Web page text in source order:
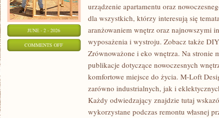
JUNE - 2 - 2026
COMMENTS OFFON
ARANŻACJA
PROJEKTOWANIE
urządzenie apartamentu oraz
dla wszystkich, którzy interesują się
aranżowaniem wnętrz oraz najnowszymi
wyposażenia i wystroju. Zobacz także
Zrównoważone i eko wnętrza. Na stronie
publikacje dotyczące nowoczesnych
komfortowe miejsce do życia. M-Loft
zarówno industrialnych, jak i
Każdy odwiedzający znajdzie tutaj
wykorzystane podczas remontu własnej